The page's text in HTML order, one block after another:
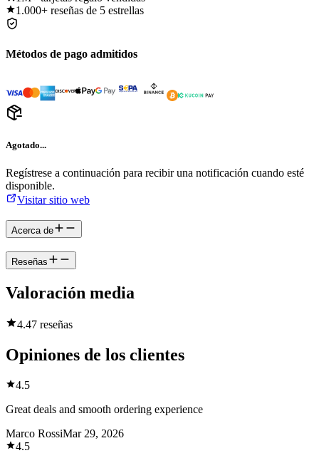
1.000+ reseñas de 5 estrellas
Métodos de pago admitidos
Agotado...
Regístrese a continuación para recibir una notificación cuando esté
disponible.
Visitar sitio web
Acerca de
Reseñas
Valoración media
4.47 reseñas
Opiniones de los clientes
4.5
Great deals and smooth ordering experience
Marco RossiMar 29, 2026
4.5